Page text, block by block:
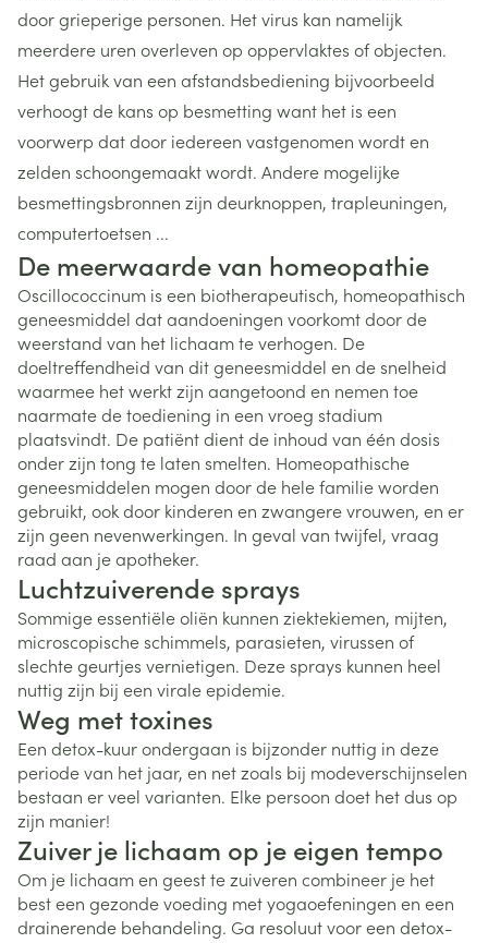
door grieperige personen. Het virus kan namelijk
meerdere uren overleven op oppervlaktes of objecten.
Het gebruik van een afstandsbediening bijvoorbeeld
verhoogt de kans op besmetting want het is een
voorwerp dat door iedereen vastgenomen wordt en
zelden schoongemaakt wordt. Andere mogelijke
besmettingsbronnen zijn deurknoppen, trapleuningen,
computertoetsen ...
De meerwaarde van homeopathie
Oscillococcinum is een biotherapeutisch, homeopathisch
geneesmiddel dat aandoeningen voorkomt door de
weerstand van het lichaam te verhogen. De
doeltreffendheid van dit geneesmiddel en de snelheid
waarmee het werkt zijn aangetoond en nemen toe
naarmate de toediening in een vroeg stadium
plaatsvindt. De patiënt dient de inhoud van één dosis
onder zijn tong te laten smelten. Homeopathische
geneesmiddelen mogen door de hele familie worden
gebruikt, ook door kinderen en zwangere vrouwen, en er
zijn geen nevenwerkingen. In geval van twijfel, vraag
raad aan je apotheker.
Luchtzuiverende sprays
Sommige essentiële oliën kunnen ziektekiemen, mijten,
microscopische schimmels, parasieten, virussen of
slechte geurtjes vernietigen. Deze sprays kunnen heel
nuttig zijn bij een virale epidemie.
Weg met toxines
Een detox-kuur ondergaan is bijzonder nuttig in deze
periode van het jaar, en net zoals bij modeverschijnselen
bestaan er veel varianten. Elke persoon doet het dus op
zijn manier!
Zuiver je lichaam op je eigen tempo
Om je lichaam en geest te zuiveren combineer je het
best een gezonde voeding met yogaoefeningen en een
drainerende behandeling. Ga resoluut voor een detox-